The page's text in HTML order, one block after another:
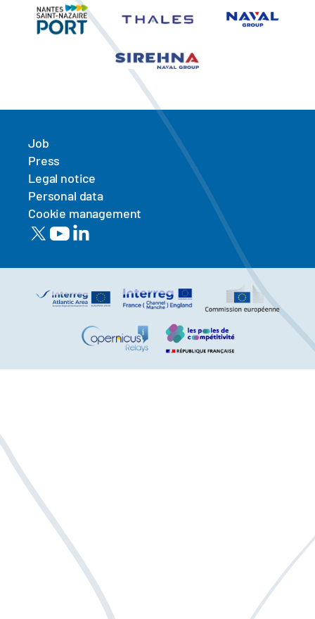
Job
Press
Legal notice
Personal data
Cookie management